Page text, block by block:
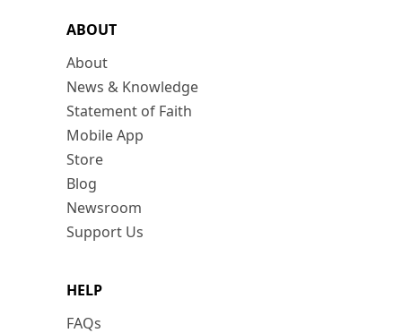
ABOUT
About
News & Knowledge
Statement of Faith
Mobile App
Store
Blog
Newsroom
Support Us
HELP
FAQs